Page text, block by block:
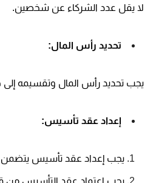
لا يقل عدد الشركاء عن شخصين.
تحديد رأس المال:
يجب تحديد رأس المال وتقسيمه
إعداد عقد تأسيس:
يجب إعداد عقد تأسيس يتضمن
يجب اعتماد عقد التأسيس من